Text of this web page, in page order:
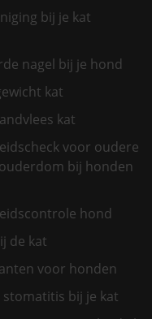
bij je kat
nagel bij je hond
kat
kat
voor oudere
bij honden
hond
de kat
voor honden
stomatitis bij je kat